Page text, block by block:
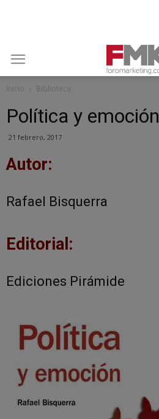
Inicio Biblioteca
Política y emoción
21 febrero, 2017
Autor:
Rafael Bisquerra
Editorial:
Ediciones Pirámide